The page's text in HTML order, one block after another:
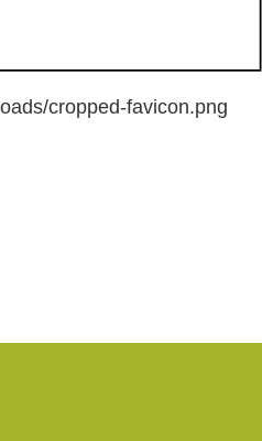
cropped-favicon.png